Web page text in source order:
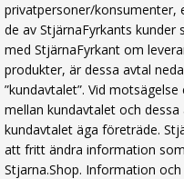
privatpersoner/konsumenter,
de av StjärnaFyrkants
med StjärnaFyrkant om
produkter, är dessa avtal
”kundavtalet”. Vid
mellan kundavtalet och dessa
kundavtalet äga företräde.
att fritt ändra information
Stjarna.Shop. Information